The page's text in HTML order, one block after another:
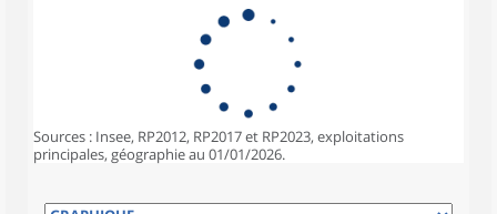
Sources : Insee, RP2012, RP2017 et RP2023, exploitations
principales, géographie au 01/01/2026.